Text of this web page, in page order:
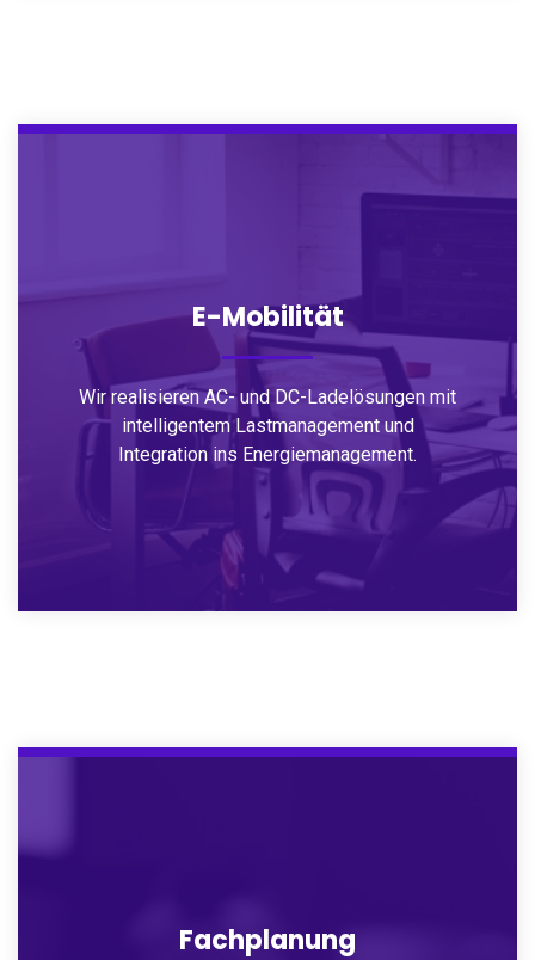
E-Mobilität
Wir realisieren AC- und DC-Ladelösungen mit
intelligentem Lastmanagement und
Integration ins Energiemanagement.
Fachplanung